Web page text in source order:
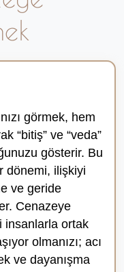
görmek, hem
“bitiş” ve “veda”
gösterir. Bu
dönemi, ilişkiyi
ve geride
Cenazeye
insanlarla ortak
olmanızı; acı
ve dayanışma